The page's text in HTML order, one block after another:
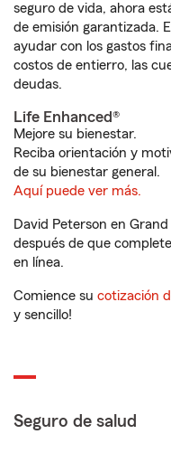
seguro de vida, ahora
de emisión garantizada.
ayudar con los gastos
costos de entierro, las
deudas.
Life Enhanced®
Mejore su bienestar.
Reciba orientación y
de su bienestar general.
Aquí puede ver más.
David Peterson en
después de que
en línea.
Comience su cotización
y sencillo!
Seguro de salud